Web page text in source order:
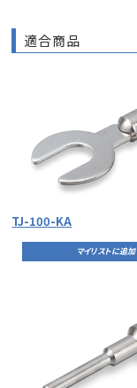
適合商品
TJ-100-KA
マイリストに追加